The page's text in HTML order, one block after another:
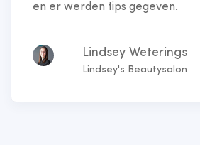
en er werden tips gegeven.
Lindsey Weterings
Lindsey's Beautysalon